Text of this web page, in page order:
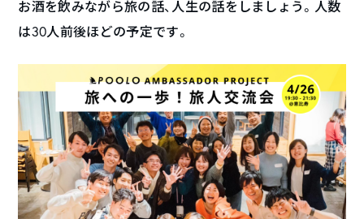
お酒を飲みながら旅の話、人生の話をしましょう。人数
は30人前後ほどの予定です。